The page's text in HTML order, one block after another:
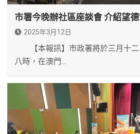
市署今晚辦社區座談會 介紹望
2025年3月12日
【本報訊】市政署將於三月十二
八時，在澳門…